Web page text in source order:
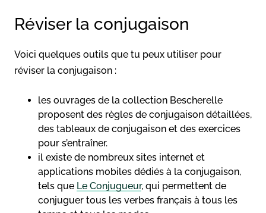
Réviser la conjugaison
Voici quelques outils que tu peux utiliser pour
réviser la conjugaison :
les ouvrages de la collection Bescherelle
proposent des règles de conjugaison détaillées,
des tableaux de conjugaison et des exercices
pour s’entraîner.
il existe de nombreux sites internet et
applications mobiles dédiés à la conjugaison,
tels que Le Conjugueur, qui permettent de
conjuguer tous les verbes français à tous les